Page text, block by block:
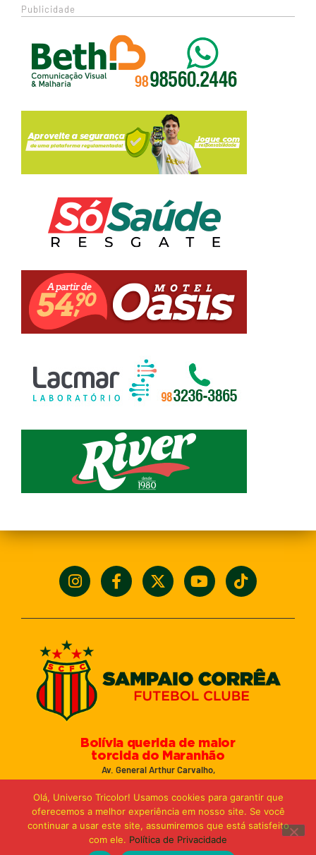
Publicidade
Bolívia querida de maior
torcida do Maranhão
Av. General Arthur Carvalho,
Email: marketing@sampaiocorreafc.com.br
© 2021 • Sampaio Corrêa Futebol Clube
Web Design: MP Marketing, Promo e Digital
Olá, Universo Tricolor! Usamos cookies para garantir que
oferecemos a melhor experiência em nosso site. Se você
continuar a usar este site, assumiremos que está satisfeito
com ele. Política de Privacidade